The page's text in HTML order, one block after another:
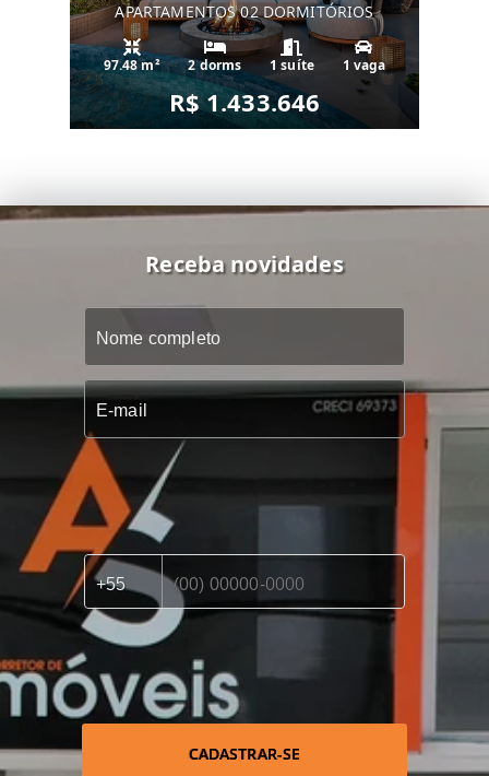
APARTAMENTOS 02 DORMITÓRIOS
97.48 m² 2 dorms 1 suíte 1 vaga
R$ 1.433.646
Receba novidades
CADASTRAR-SE